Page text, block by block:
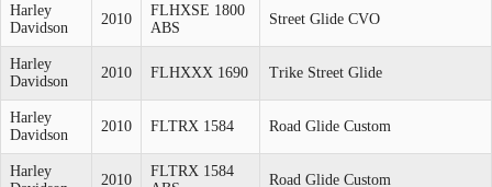
Harley
Davidson
2010
FLHXSE 1800
ABS
Street Glide CVO
Harley
Davidson
2010 FLHXXX 1690 Trike Street Glide
Harley
Davidson
2010 FLTRX 1584 Road Glide Custom
Harley
2010
FLTRX 1584
Road Glide Custom